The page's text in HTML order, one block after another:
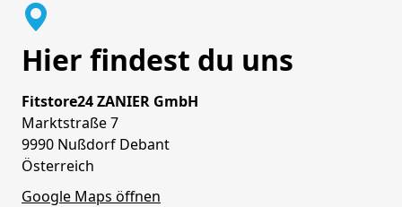
Hier findest du uns
Fitstore24 ZANIER GmbH
Marktstraße 7
9990 Nußdorf Debant
Österreich
Google Maps öffnen